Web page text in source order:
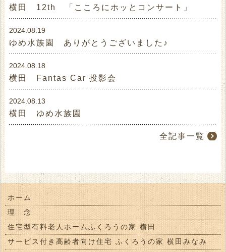
横田 12th 「こころにホッとコンサート」
2024.08.19
ゆめ水族園 ありがとうございました♪
2024.08.18
横田 Fantas Car 投影会
2024.08.13
横田 ゆめ水族園
全記事一覧
ホーム
理 念
住宅型有料老人ホームふくろうの家 横田
サービス付き高齢者向け住宅 ふくろうの家 横田みなみ